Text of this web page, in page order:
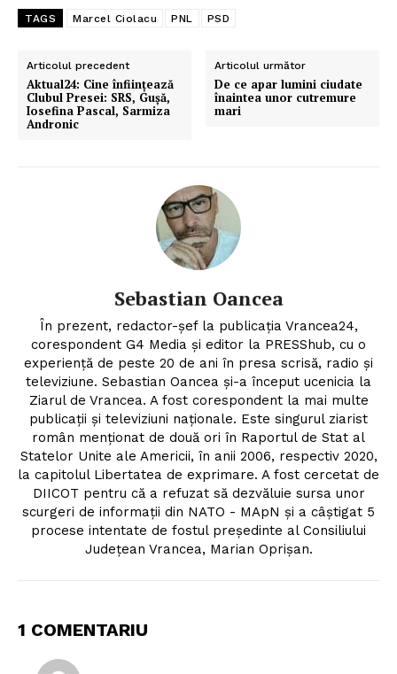
TAGS Marcel Ciolacu PNL PSD
Articolul precedent
Aktual24: Cine înfiinţează
Clubul Presei: SRS, Guşă,
Iosefina Pascal, Sarmiza
Andronic
Articolul următor
De ce apar lumini ciudate
înaintea unor cutremure
mari
Sebastian Oancea
În prezent, redactor-șef la publicația Vrancea24,
corespondent G4 Media și editor la PRESShub, cu o
experiență de peste 20 de ani în presa scrisă, radio și
televiziune. Sebastian Oancea și-a început ucenicia la
Ziarul de Vrancea. A fost corespondent la mai multe
publicații și televiziuni naționale. Este singurul ziarist
român menționat de două ori în Raportul de Stat al
Statelor Unite ale Americii, în anii 2006, respectiv 2020,
la capitolul Libertatea de exprimare. A fost cercetat de
DIICOT pentru că a refuzat să dezvăluie sursa unor
scurgeri de informații din NATO - MApN și a câștigat 5
procese intentate de fostul președinte al Consiliului
Județean Vrancea, Marian Oprișan.
1 COMENTARIU